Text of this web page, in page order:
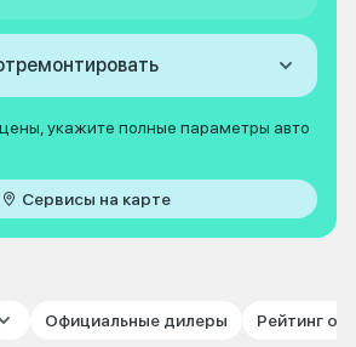
укажите полные параметры авто
Сервисы на карте
Официальные дилеры Рейтинг